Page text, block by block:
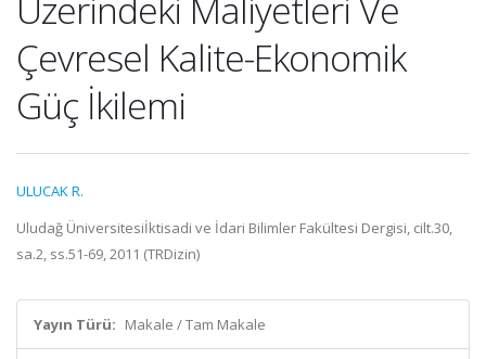
Çevresel Kalite-Ekonomik
Güç İkilemi
ULUCAK R.
Uludağ Üniversitesiİktisadi ve İdari Bilimler Fakültesi Dergisi, cilt.30,
sa.2, ss.51-69, 2011 (TRDizin)
Yayın Türü: Makale / Tam Makale